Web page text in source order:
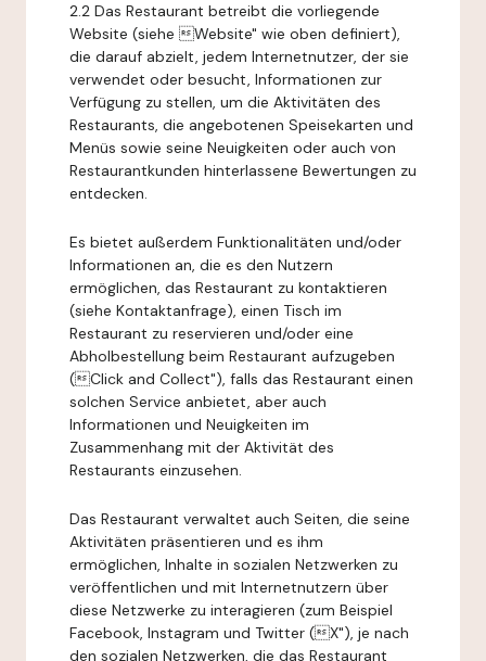
2.2 Das Restaurant betreibt die vorliegende
Website (siehe Website" wie oben definiert),
die darauf abzielt, jedem Internetnutzer, der sie
verwendet oder besucht, Informationen zur
Verfügung zu stellen, um die Aktivitäten des
Restaurants, die angebotenen Speisekarten und
Menüs sowie seine Neuigkeiten oder auch von
Restaurantkunden hinterlassene Bewertungen zu
entdecken.
Es bietet außerdem Funktionalitäten und/oder
Informationen an, die es den Nutzern
ermöglichen, das Restaurant zu kontaktieren
(siehe Kontaktanfrage), einen Tisch im
Restaurant zu reservieren und/oder eine
Abholbestellung beim Restaurant aufzugeben
(Click and Collect"), falls das Restaurant einen
solchen Service anbietet, aber auch
Informationen und Neuigkeiten im
Zusammenhang mit der Aktivität des
Restaurants einzusehen.
Das Restaurant verwaltet auch Seiten, die seine
Aktivitäten präsentieren und es ihm
ermöglichen, Inhalte in sozialen Netzwerken zu
veröffentlichen und mit Internetnutzern über
diese Netzwerke zu interagieren (zum Beispiel
Facebook, Instagram und Twitter (X"), je nach
den sozialen Netzwerken, die das Restaurant